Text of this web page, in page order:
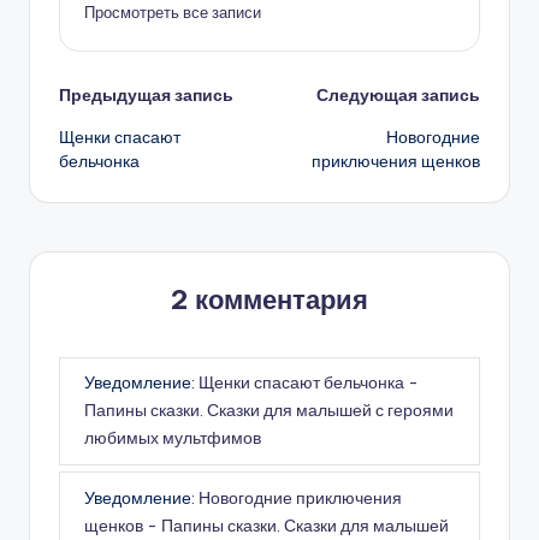
Просмотреть все записи
Навигация
записи
Предыдущая запись
Щенки спасают
бельчонка
Следующая запись
Новогодние
приключения щенков
2 комментария
Уведомление: Щенки спасают бельчонка -
Папины сказки. Сказки для малышей с героями
любимых мультфимов
Уведомление: Новогодние приключения
щенков - Папины сказки. Сказки для малышей